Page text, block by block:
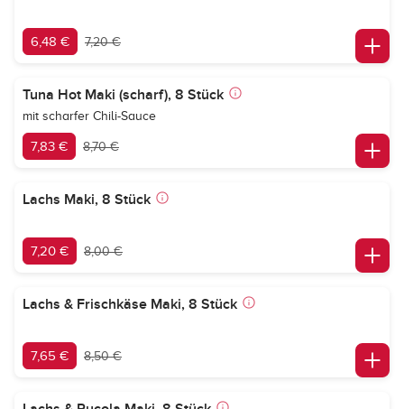
6,48 € 7,20 €
Tuna Hot Maki (scharf), 8 Stück
mit scharfer Chili-Sauce
7,83 € 8,70 €
Lachs Maki, 8 Stück
7,20 € 8,00 €
Lachs & Frischkäse Maki, 8 Stück
7,65 € 8,50 €